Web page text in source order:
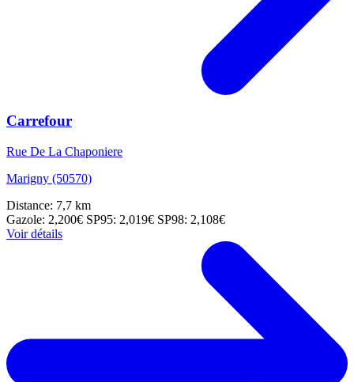
Carrefour
Rue De La Chaponiere
Marigny (50570)
Distance: 7,7 km
Gazole: 2,200€ SP95: 2,019€ SP98: 2,108€
Voir détails